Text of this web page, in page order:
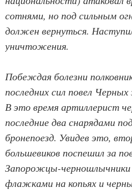
сотнями, но под сильным
должен вернуться.
уничтожения.
Побеждая болезни
последних сил повел
В это время артиллерист
последние два снарядами
бронепоезд. Увидев это,
большевиков поспешил за
Запорожцы-
флажками на копьях и